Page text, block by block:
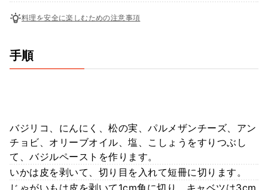
料理を安全に楽しむための注意事項
手順
バジリコ、にんにく、松の実、パルメザンチーズ、アン
チョビ、オリーブオイル、塩、こしょうをすりつぶし
て、バジルペーストを作ります。
いかは皮を剥いて、切り目を入れて短冊に切ります。
じゃがいもは皮を剥いて1cm角に切り、キャベツは3cm